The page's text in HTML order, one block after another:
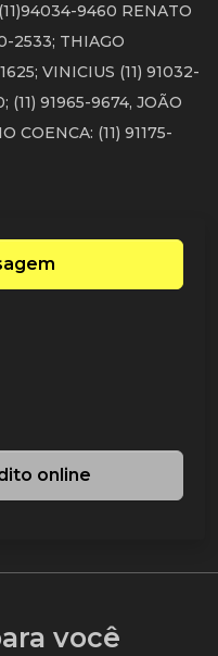
9460 RENATO
2533; THIAGO
VINICIUS (11) 91032-
(11) 91965-9674, JOÃO
COENCA: (11) 91175-
online
você